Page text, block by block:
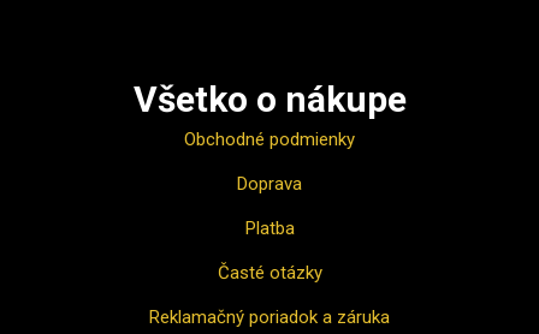
Všetko o nákupe
Obchodné podmienky
Doprava
Platba
Časté otázky
Reklamačný poriadok a záruka